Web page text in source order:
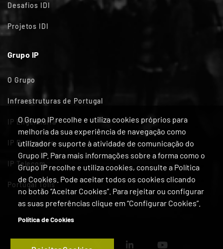
O Grupo IP recolhe e utiliza cookies próprios para
melhoria da sua experiência de navegação como
utilizador e suporte à atividade de comunicação do
Grupo IP. Para mais informações sobre a forma como o
Grupo IP recolhe e utiliza cookies, consulte a Política
de Cookies. Pode aceitar todos os cookies clicando
no botão “Aceitar Cookies”. Para rejeitar ou configurar
as suas preferências clique em “Configurar Cookies”.
Política de Cookies
Desafios IDI
Projetos IDI
Grupo IP
O Grupo
Infraestruturas de Portugal
IP Engenharia
IP Património
IP Telecom
Portugal Tolls